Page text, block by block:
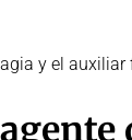
y el